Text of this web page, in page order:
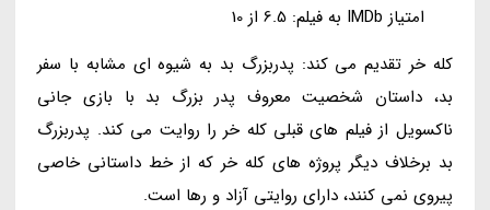
امتیاز IMDb به فیلم: 6.5 از 10
کله خر تقدیم می کند: پدربزرگ بد به شیوه ای مشابه با سفر
بد، داستان شخصیت معروف پدر بزرگ بد با بازی جانی
ناکسویل از فیلم های قبلی کله خر را روایت می کند. پدربزرگ
بد برخلاف دیگر پروژه های کله خر که از خط داستانی خاصی
پیروی نمی کنند، دارای روایتی آزاد و رها است.